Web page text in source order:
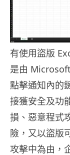
有使用盜版
是由
點擊通知內的
接獲安全及功
損、惡意程式
險，又以盜版
攻擊中為由，